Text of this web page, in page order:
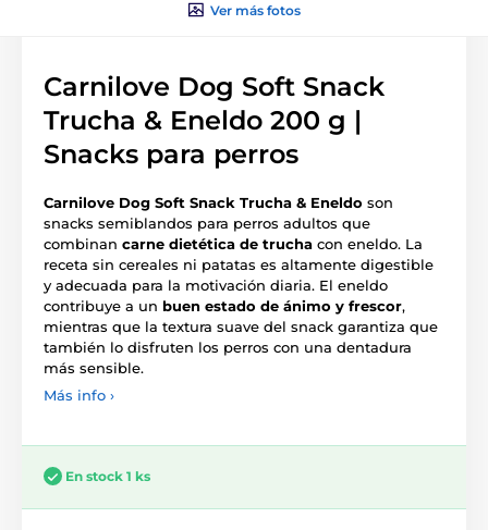
Ver más fotos
Carnilove Dog Soft Snack
Trucha & Eneldo 200 g |
Snacks para perros
Carnilove Dog Soft Snack Trucha & Eneldo son
snacks semiblandos para perros adultos que
combinan carne dietética de trucha con eneldo. La
receta sin cereales ni patatas es altamente digestible
y adecuada para la motivación diaria. El eneldo
contribuye a un buen estado de ánimo y frescor,
mientras que la textura suave del snack garantiza que
también lo disfruten los perros con una dentadura
más sensible.
Más info ›
En stock 1 ks